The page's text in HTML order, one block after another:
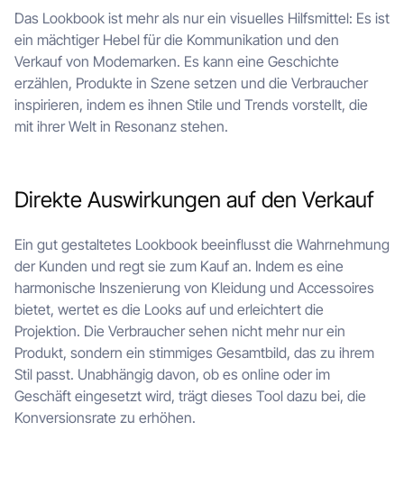
Das Lookbook ist mehr als nur ein visuelles Hilfsmittel: Es ist
ein mächtiger Hebel für die Kommunikation und den
Verkauf von Modemarken. Es kann eine Geschichte
erzählen, Produkte in Szene setzen und die Verbraucher
inspirieren, indem es ihnen Stile und Trends vorstellt, die
mit ihrer Welt in Resonanz stehen.
Direkte Auswirkungen auf den Verkauf
Ein gut gestaltetes Lookbook beeinflusst die Wahrnehmung
der Kunden und regt sie zum Kauf an. Indem es eine
harmonische Inszenierung von Kleidung und Accessoires
bietet, wertet es die Looks auf und erleichtert die
Projektion. Die Verbraucher sehen nicht mehr nur ein
Produkt, sondern ein stimmiges Gesamtbild, das zu ihrem
Stil passt. Unabhängig davon, ob es online oder im
Geschäft eingesetzt wird, trägt dieses Tool dazu bei, die
Konversionsrate zu erhöhen.